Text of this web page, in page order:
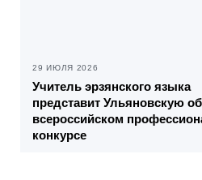
29 ИЮЛЯ 2026
Учитель эрзянского языка
представит Ульяновскую
всероссийском
конкурсе